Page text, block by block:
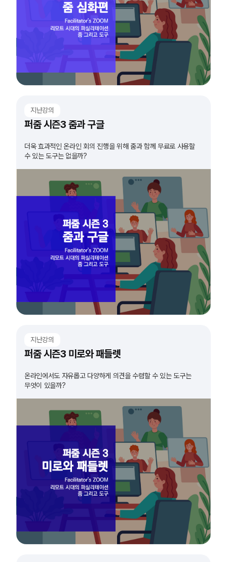
지난강의
퍼줌 시즌3 줌과 구글
더욱 효과적인 온라인 회의 진행을 위해 줌과 함께 무료로 사용할
수 있는 도구는 없을까?
지난강의
퍼줌 시즌3 미로와 패들렛
온라인에서도 자유롭고 다양하게 의견을 수렴할 수 있는 도구는
무엇이 있을까?